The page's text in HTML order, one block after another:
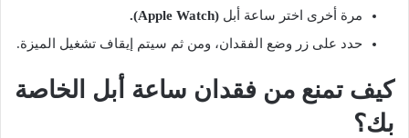
مرة أخرى اختر ساعة أبل (Apple Watch).
حدد على زر وضع الفقدان، ومن ثم سيتم إيقاف تشغيل الميزة.
كيف تمنع من فقدان ساعة أبل الخاصة
بك؟